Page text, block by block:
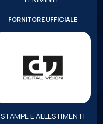
FORNITORE UFFICIALE
STAMPE E ALLESTIMENTI